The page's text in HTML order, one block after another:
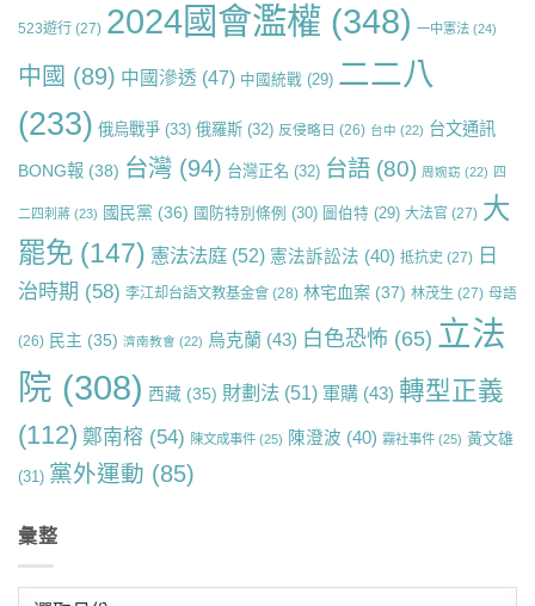
523遊行 (27) 2024國會濫權 (348) 一中憲法 (24)
中國 (89) 中國滲透 (47) 中國統戰 (29) 二二八
(233) 俄烏戰爭 (33) 俄羅斯 (32) 反侵略日 (26) 台中 (22) 台文通訊
BONG報 (38) 台灣 (94) 台灣正名 (32) 台語 (80) 周婉窈 (22) 四
二四刺蔣 (23) 國民黨 (36) 國防特別條例 (30) 圖伯特 (29) 大法官 (27) 大
罷免 (147) 憲法法庭 (52) 憲法訴訟法 (40) 抵抗史 (27) 日
治時期 (58) 李江却台語文教基金會 (28) 林宅血案 (37) 林茂生 (27) 母語
(26) 民主 (35) 濟南教會 (22) 烏克蘭 (43) 白色恐怖 (65) 立法
院 (308) 西藏 (35) 財劃法 (51) 軍購 (43) 轉型正義
(112) 鄭南榕 (54) 陳文成事件 (25) 陳澄波 (40) 霧社事件 (25) 黃文雄
(31) 黨外運動 (85)
彙整